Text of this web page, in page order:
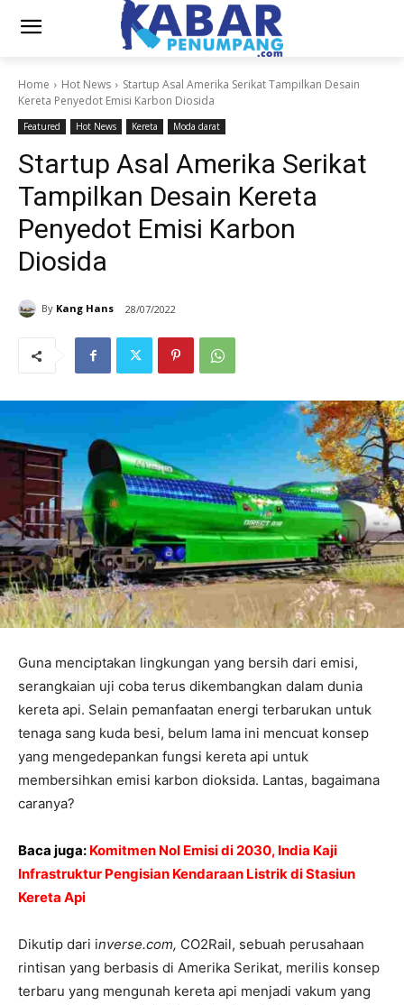
Home Hot News
Startup Asal Amerika Serikat Tampilkan Desain
Kereta Penyedot Emisi Karbon Diosida
Featured Hot News Kereta Moda darat
Startup Asal Amerika Serikat
Tampilkan Desain Kereta
Penyedot Emisi Karbon
Diosida
By Kang Hans 28/07/2022
Guna menciptakan lingkungan yang bersih dari emisi,
serangkaian uji coba terus dikembangkan dalam dunia
kereta api. Selain pemanfaatan energi terbarukan untuk
tenaga sang kuda besi, belum lama ini mencuat konsep
yang mengedepankan fungsi kereta api untuk
membersihkan emisi karbon dioksida. Lantas, bagaimana
caranya?
Baca juga: Komitmen Nol Emisi di 2030, India Kaji
Infrastruktur Pengisian Kendaraan Listrik di Stasiun
Kereta Api
Dikutip dari inverse.com, CO2Rail, sebuah perusahaan
rintisan yang berbasis di Amerika Serikat, merilis konsep
terbaru yang mengunah kereta api menjadi vakum yang